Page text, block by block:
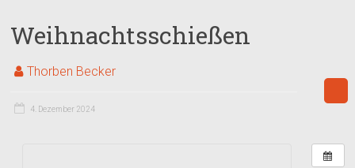
Weihnachtsschießen
Thorben Becker
4. Dezember 2024